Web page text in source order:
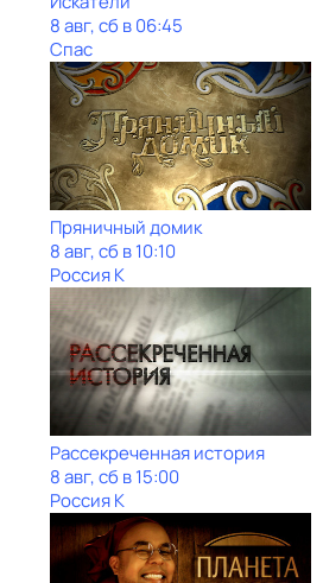
8 авг, сб в 06:45
Спас
Пряничный домик
8 авг, сб в 10:10
Россия К
Рассекреченная история
8 авг, сб в 15:00
Россия К